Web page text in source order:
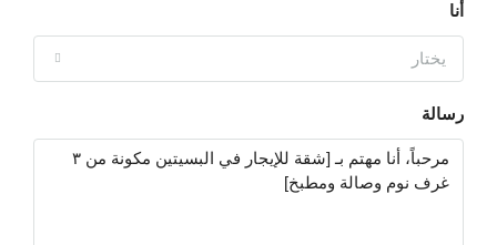
أنا
يختار
رسالة